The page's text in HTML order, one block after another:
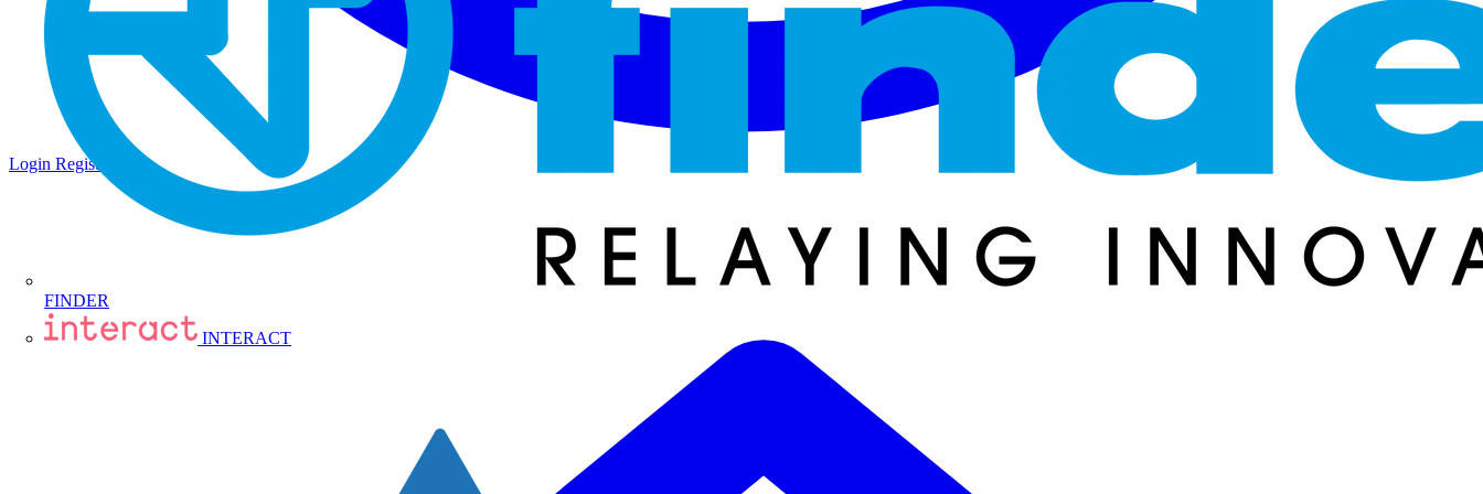
FINDER
INTERACT
Login Registrati